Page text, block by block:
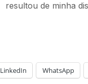
resultou de minha
LinkedIn WhatsApp